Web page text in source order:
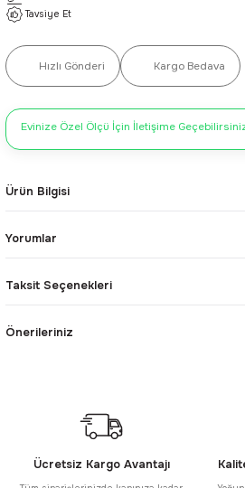
Tavsiye Et
Hızlı Gönderi Kargo Bedava
Evinize Özel Ölçü İçin İletişime
Ürün Bilgisi
Yorumlar
Taksit Seçenekleri
Önerileriniz
Ücretsiz Kargo Avantajı